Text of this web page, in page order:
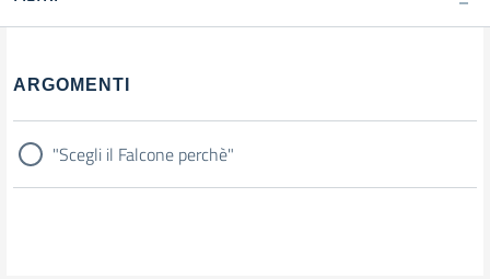
Filtri
ARGOMENTI
"Scegli il Falcone perchè"